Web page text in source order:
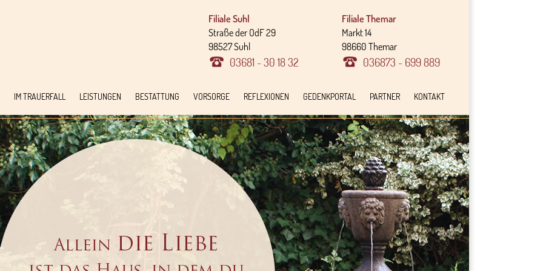
Filiale Suhl
Straße der OdF 29
98527 Suhl
03681 - 30 18 32
Filiale Themar
Markt 14
98660 Themar
036873 - 699 889
IM TRAUERFALL LEISTUNGEN BESTATTUNG VORSORGE REFLEXIONEN GEDENKPORTAL PARTNER KONTAKT